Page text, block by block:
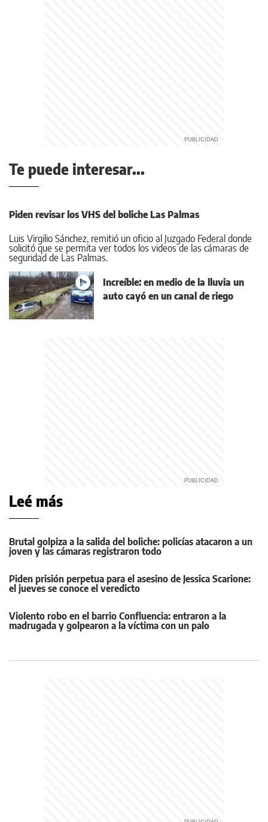
Te puede interesar...
Piden revisar los VHS del boliche Las Palmas
Luis Virgilio Sánchez, remitió un oficio al Juzgado Federal donde
solicitó que se permita ver todos los videos de las cámaras de
seguridad de Las Palmas.
Increíble: en medio de la lluvia un
auto cayó en un canal de riego
Leé más
Brutal golpiza a la salida del boliche: policías atacaron a un
joven y las cámaras registraron todo
Piden prisión perpetua para el asesino de Jessica Scarione:
el jueves se conoce el veredicto
Violento robo en el barrio Confluencia: entraron a la
madrugada y golpearon a la víctima con un palo